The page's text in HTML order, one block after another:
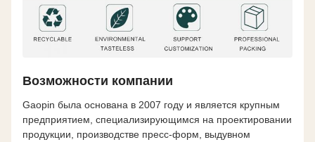
Возможности компании
Gaopin была основана в 2007 году и является крупным
предприятием, специализирующимся на проектировании
продукции, производстве пресс-форм, выдувном